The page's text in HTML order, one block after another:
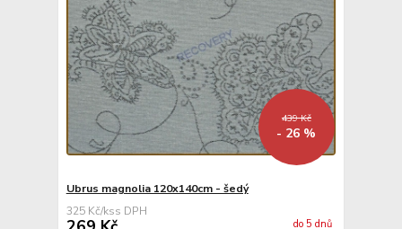
439 Kč
- 26 %
Ubrus magnolia 120x140cm - šedý
325 Kč/ks
do 5 dnů